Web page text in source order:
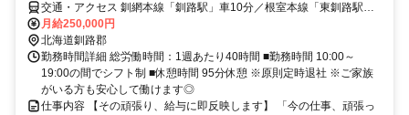
交通・アクセス 釧網本線「釧路駅」車10分／根室本線「東釧路駅」
車10分
月給250,000円
北海道釧路郡
勤務時間詳細 総労働時間：1週あたり40時間 ■勤務時間 10:00～
19:00の間でシフト制 ■休憩時間 95分休憩 ※原則定時退社 ※ご家族
がいる方も安心して働けます◎
仕事内容 【その頑張り、給与に即反映します】 「今の仕事、頑張っ